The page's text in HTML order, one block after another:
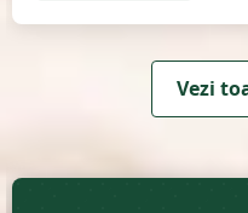
Vezi